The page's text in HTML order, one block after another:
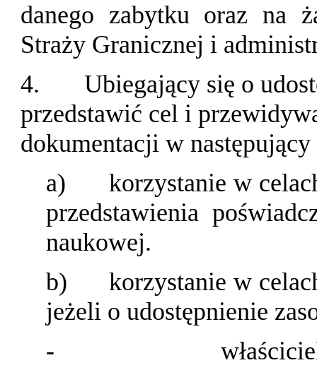
danego zabytku oraz na
Straży Granicznej i
4.
Ubiegający się o
przedstawić cel i
dokumentacji w następujący
a)
korzystanie w
przedstawienia
naukowej.
b)
korzystanie w
jeżeli o udostępnienie
-